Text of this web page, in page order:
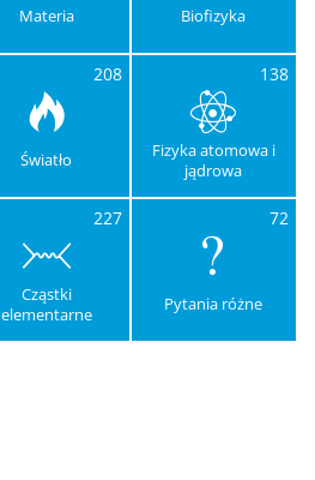
Materia Biofizyka
208
Światło
138
Fizyka atomowa i
jądrowa
227
Cząstki
elementarne
72
Pytania różne